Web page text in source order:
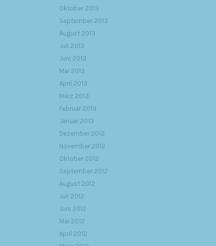
Oktober 2013
September 2013
August 2013
Juli 2013
Juni 2013
Mai 2013
April 2013
März 2013
Februar 2013
Januar 2013
Dezember 2012
November 2012
Oktober 2012
September 2012
August 2012
Juli 2012
Juni 2012
Mai 2012
April 2012